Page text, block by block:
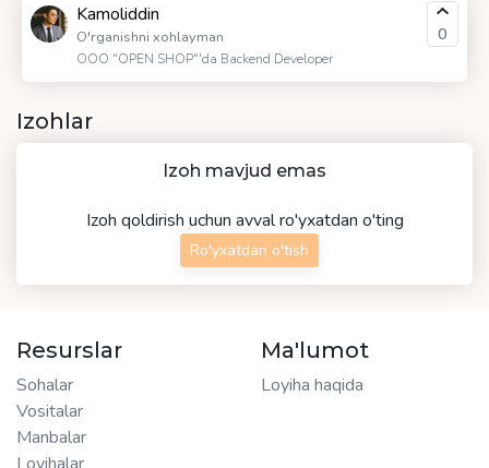
Kamoliddin
O'rganishni xohlayman
OOO "OPEN SHOP"'da Backend Developer
0
Izohlar
Izoh mavjud emas
Izoh qoldirish uchun avval ro'yxatdan o'ting
Ro'yxatdan o'tish
Resurslar
Sohalar
Vositalar
Manbalar
Ma'lumot
Loyiha haqida